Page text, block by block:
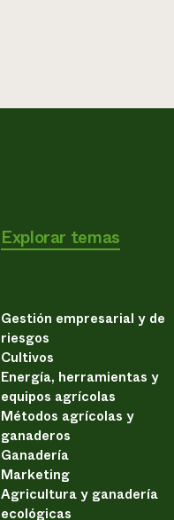
Explorar temas
Gestión empresarial y de
riesgos
Cultivos
Energía, herramientas y
equipos agrícolas
Métodos agrícolas y
ganaderos
Ganadería
Marketing
Agricultura y ganadería
ecológicas